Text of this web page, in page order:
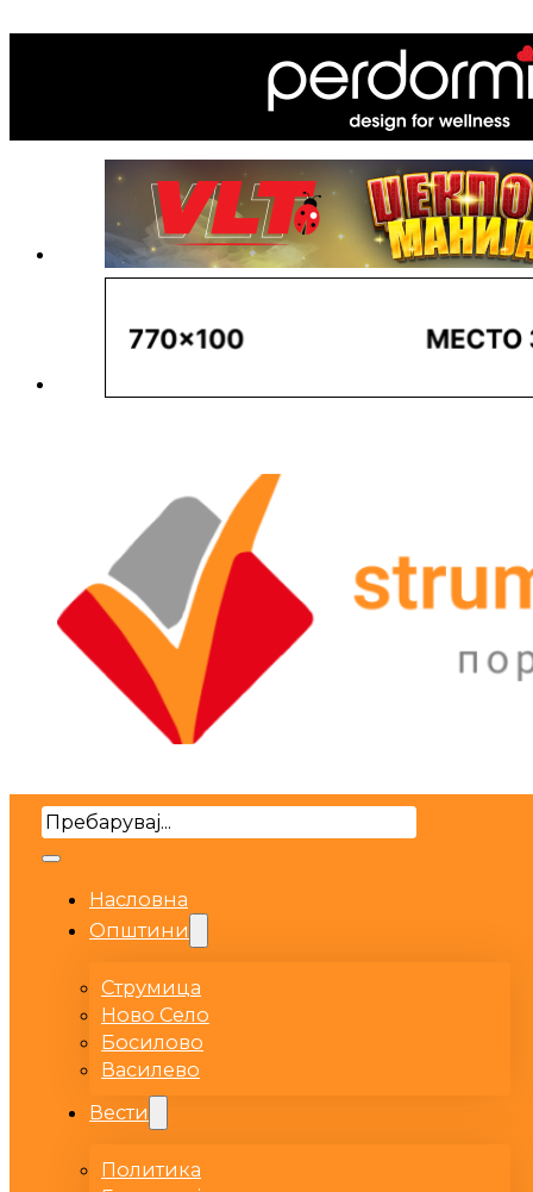
Search
Насловна
Општини
Струмица
Ново Село
Босилово
Василево
Вести
Политика